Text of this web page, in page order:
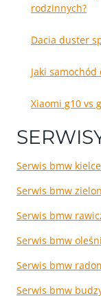
rodzinnych?
Dacia duster
Jaki
Xiaomi g10 vs
Serwis bmw kielce
Serwis bmw
Serwis bmw
Serwis bmw
Serwis bmw
Serwis bmw